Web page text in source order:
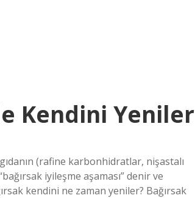
Kendini Yeniler
(rafine karbonhidratlar, nişastalı
iyileşme aşaması” denir ve
kendini ne zaman yeniler? Bağırsak